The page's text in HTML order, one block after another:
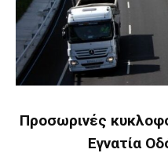
Προσωρινές
Εγνατία